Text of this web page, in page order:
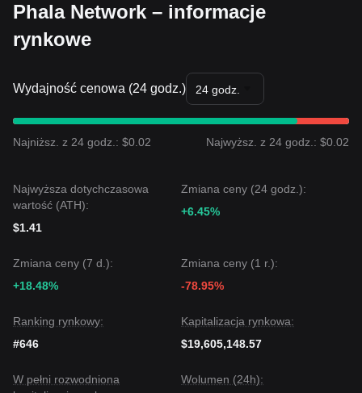
Perspektywy rynkowe
Jeśli cena Phala Network wybije $0.1280, kolejnym celem
może być$0.1550
Konsensus rynkowy
Kompleksowa analiza sugeruje, że choć Phala Network
wsparcia$0.1050, średnioterminowy trend
Phala Network – informacje
rynkowe
Wydajność cenowa (24 godz.) 24 godz.
Najniższ. z 24 godz.: $0.02 Najwyższ. z 24 godz.: $0.02
Najwyższa dotychczasowa
wartość (ATH):
$1.41
Zmiana ceny (24 godz.):
+6.45%
Zmiana ceny (7 d.):
+18.48%
Zmiana ceny (1 r.):
-78.95%
Ranking rynkowy:
#646
Kapitalizacja rynkowa:
$19,605,148.57
W pełni rozwodniona
Wolumen (24h):